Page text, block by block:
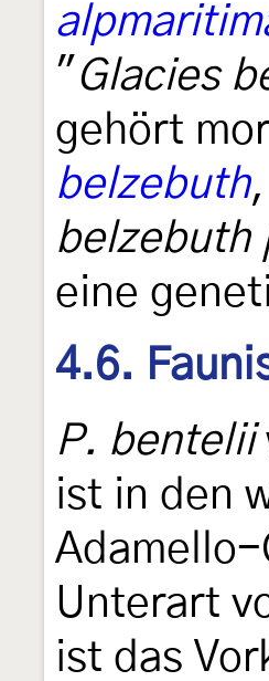
" Glacies
gehört
belzebuth
belzebuth
eine
4.6.
P. bentelii
ist in den
Adamello-
Unterart
ist das